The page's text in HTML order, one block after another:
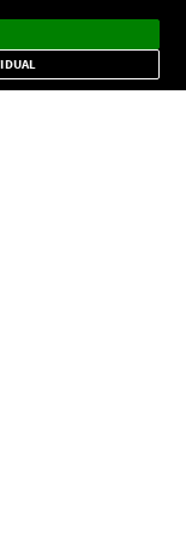
CONFIDENŢIALITATE
×